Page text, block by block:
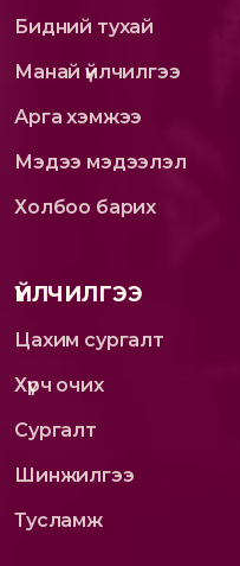
Бидний тухай
Манай үйлчилгээ
Арга хэмжээ
Мэдээ мэдээлэл
Холбоо барих
ҮЙЛЧИЛГЭЭ
Цахим сургалт
Хүрч очих
Сургалт
Шинжилгээ
Тусламж